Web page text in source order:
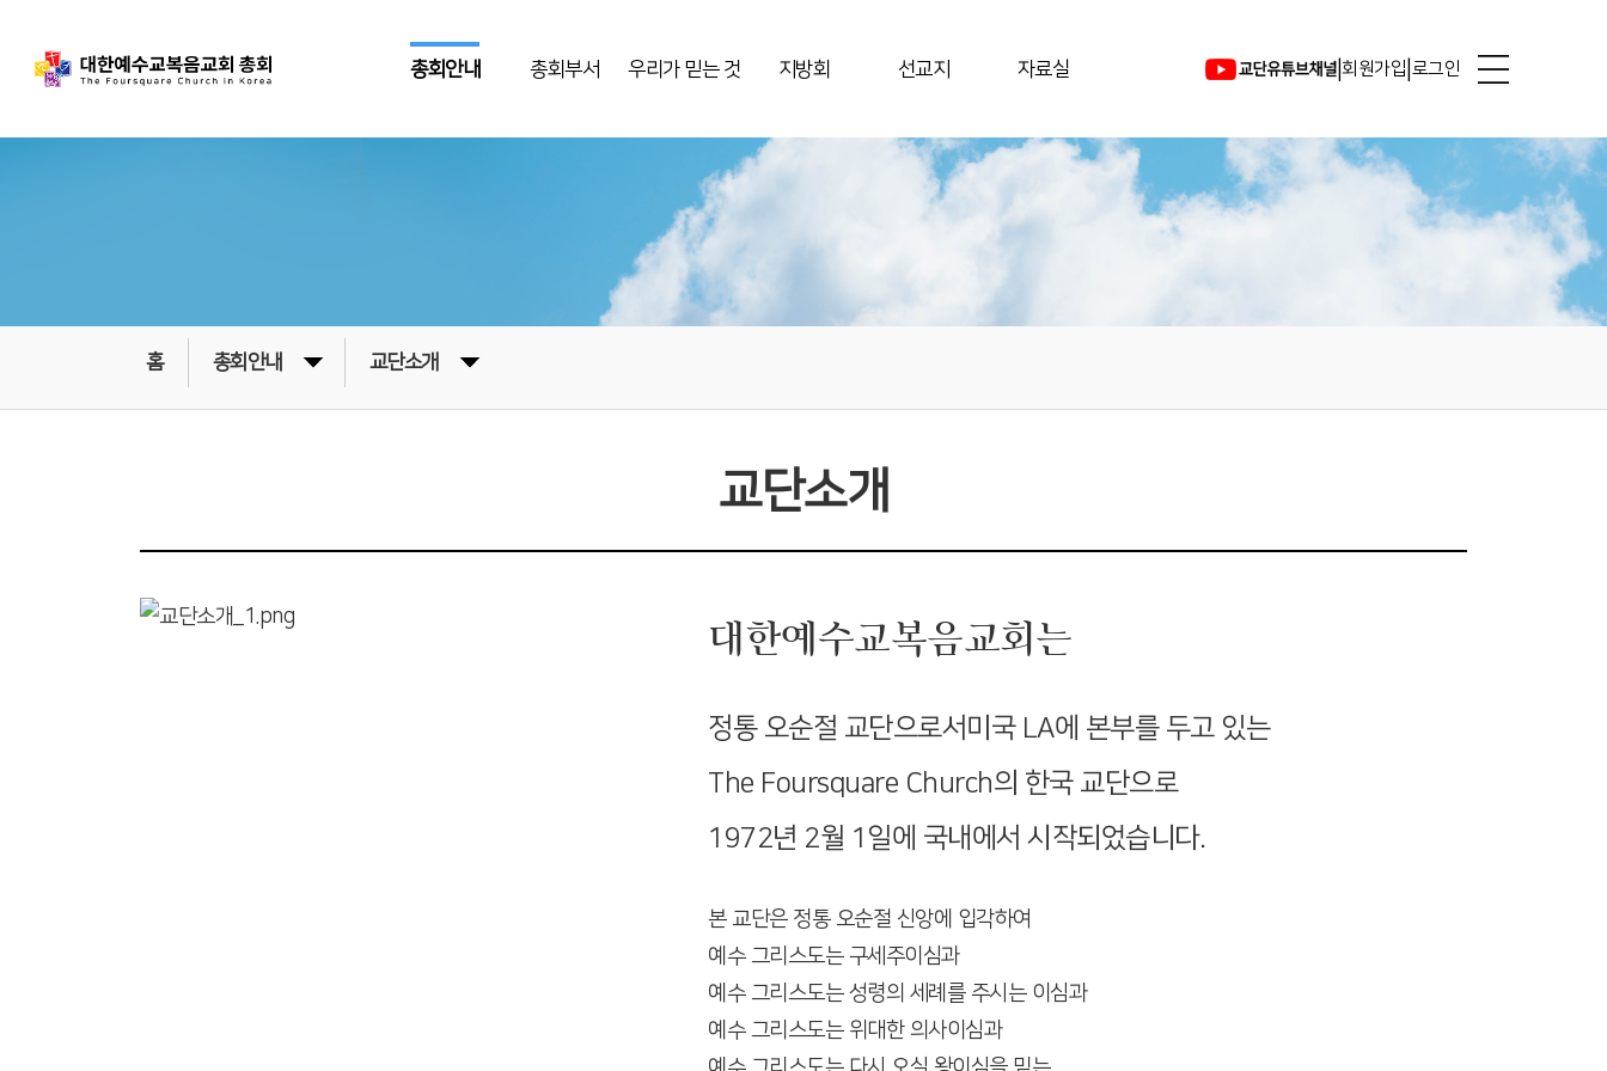
총회안내 총회부서 우리가 믿는 것 지방회 선교지 자료실 |회원가입 로그인
홈 총회안내 교단소개
교단소개
대한예수교복음교회는
정통 오순절 교단으로서미국 LA에 본부를 두고 있는
The Foursquare Church의 한국 교단으로
1972년 2월 1일에 국내에서 시작되었습니다.
본 교단은 정통 오순절 신앙에 입각하여
예수 그리스도는 구세주이심과
예수 그리스도는 성령의 세례를 주시는 이심과
예수 그리스도는 위대한 의사이심과